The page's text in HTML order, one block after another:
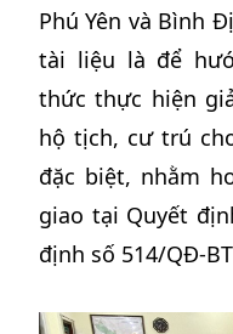
Phú Yên và Bình
tài liệu là để
thức thực hiện
hộ tịch, cư trú
đặc biệt, nhằm
giao tại Quyết
định số 514/QĐ-